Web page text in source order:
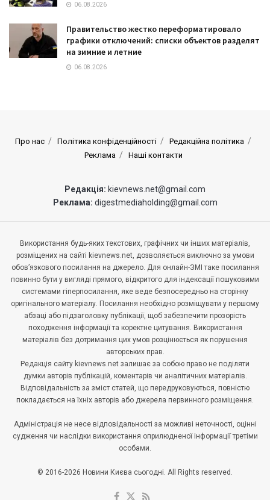
06.08.2026
Правительство жестко переформатировало
графики отключений: списки объектов разделят
на зимние и летние
06.08.2026
Про нас Політика конфіденційності
Редакційна політика
Реклама
Наші контакти
Редакція: kievnews.net@gmail.com
Реклама: digestmediaholding@gmail.com
Використання будь-яких текстових, графічних чи інших матеріалів,
розміщених на сайті kievnews.net, дозволяється виключно за умови
обов’язкового посилання на джерело. Для онлайн-ЗМІ таке посилання
повинно бути у вигляді прямого, відкритого для індексації пошуковими
системами гіперпосилання, яке веде безпосередньо на сторінку
оригінального матеріалу. Посилання необхідно розміщувати у першому
абзаці або підзаголовку публікації, щоб забезпечити прозорість
походження інформації та коректне цитування. Використання
матеріалів без дотримання цих умов розцінюється як порушення
авторських прав.
Редакція сайту kievnews.net залишає за собою право не поділяти
думки авторів публікацій, коментарів чи аналітичних матеріалів.
Відповідальність за зміст статей, що передруковуються, повністю
покладається на їхніх авторів або джерела первинного розміщення.
Адміністрація не несе відповідальності за можливі неточності, оцінні
судження чи наслідки використання оприлюдненої інформації третіми
особами.
© 2016-2026 Новини Києва сьогодні. All Rights reserved.